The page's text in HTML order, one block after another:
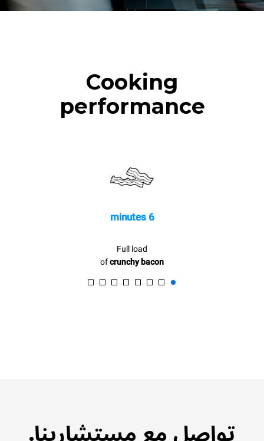
Cooking
performance
6 minutes
Full load
ofcrunchy bacon
تواصل مع مستشارينا.